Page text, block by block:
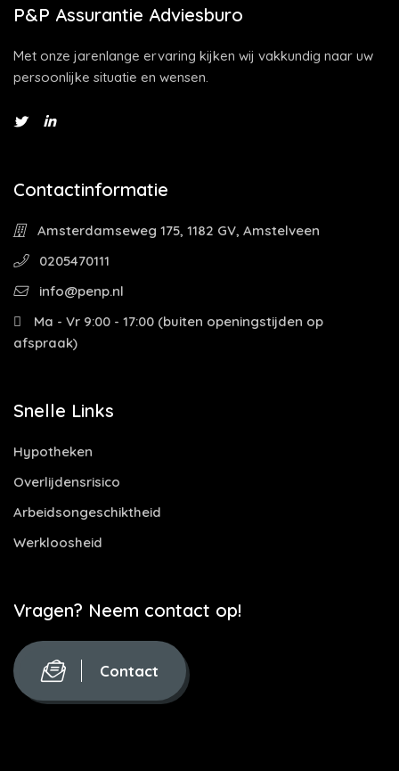
P&P Assurantie Adviesburo
Met onze jarenlange ervaring kijken wij vakkundig naar uw
persoonlijke situatie en wensen.
Contactinformatie
Amsterdamseweg 175, 1182 GV, Amstelveen
0205470111
info@penp.nl
Ma - Vr 9:00 - 17:00 (buiten openingstijden op
afspraak)
Snelle Links
Hypotheken
Overlijdensrisico
Arbeidsongeschiktheid
Werkloosheid
Vragen? Neem contact op!
Contact